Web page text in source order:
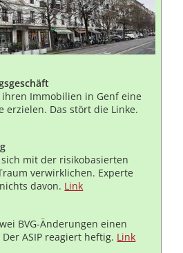
Immobilien in Genf eine
erzielen. Das stört die Linke.
mit der risikobasierten
verwirklichen. Experte
davon. Link
BVG-Änderungen einen
ASIP reagiert heftig. Link